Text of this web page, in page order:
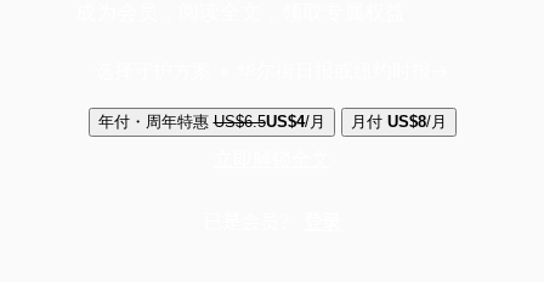
年付・周年特惠 US$6.5US$4/月 月付 US$8/月